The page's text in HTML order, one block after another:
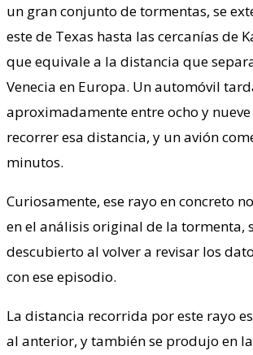
un gran conjunto de tormentas, se
este de Texas hasta las cercanías de
que equivale a la distancia que
Venecia en Europa. Un automóvil
aproximadamente entre ocho y
recorrer esa distancia, y un avión
minutos.
Curiosamente, ese rayo en concreto
en el análisis original de la tormenta,
descubierto al volver a revisar los
con ese episodio.
La distancia recorrida por este rayo
al anterior, y también se produjo en